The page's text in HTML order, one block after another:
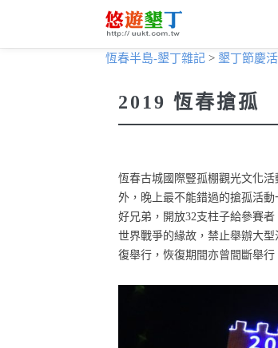
恆春半島-墾丁雜記 > 墾丁節慶
2019 恆春搶孤
恆春古城國際豎孤棚觀光文化
外，晚上最不能錯過的搶孤活
好兄弟，開放32支柱子給參賽
世界戰爭的緣故，禁止舉辦大
復舉行，恢復期間亦曾間斷舉